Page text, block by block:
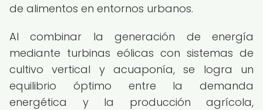
de alimentos en entornos urbanos.
Al combinar la generación de energía
mediante turbinas eólicas con sistemas de
cultivo vertical y acuaponía, se logra un
equilibrio óptimo entre la demanda
energética y la producción agrícola,